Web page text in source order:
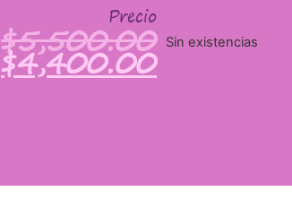
Precio
$5,500.00
$4,400.00 Sin existencias